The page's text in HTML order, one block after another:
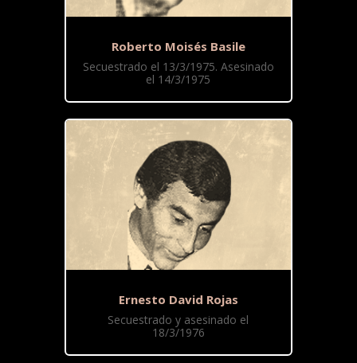
Roberto Moisés Basile
Secuestrado el 13/3/1975. Asesinado
el 14/3/1975
Ernesto David Rojas
Secuestrado y asesinado el
18/3/1976